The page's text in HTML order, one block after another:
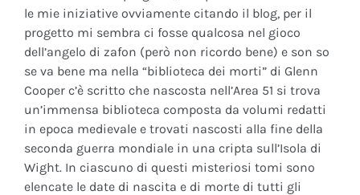
le mie iniziative ovviamente citando il blog, per il
progetto mi sembra ci fosse qualcosa nel gioco
dell’angelo di zafon (però non ricordo bene) e son so
se va bene ma nella “biblioteca dei morti” di Glenn
Cooper c’è scritto che nascosta nell’Area 51 si trova
un’immensa biblioteca composta da volumi redatti
in epoca medievale e trovati nascosti alla fine della
seconda guerra mondiale in una cripta sull’Isola di
Wight. In ciascuno di questi misteriosi tomi sono
elencate le date di nascita e di morte di tutti gli